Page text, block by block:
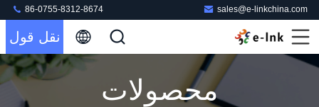
sales@e-linkchina.com
86-0755-8312-8674
نقل قول
محصولات